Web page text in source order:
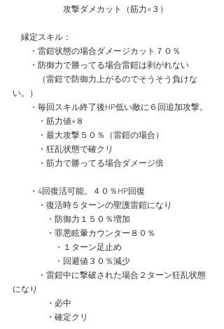
攻撃ダメカット（筋力×３）
縁定スキル：
・雷鎧状態の場合ダメージカット７０％
・防御力で勝ってる場合雷鎧は剥がれない
（雷鎧で防御力上がるのでそうそう負けな
い。）
・毎回スキル終了後HP低い敵に６回追加攻撃。
・筋力値×８
・最大攻撃５０％（雷鎧の場合）
・狂乱状態で確クリ
・筋力で勝ってる場合ダメージ倍
・4回復活可能。４０％HP回復
・復活時５ターンの聖護雷鎧になり
・防御力１５０％増加
・罪悪眩暈カウンター８０％
・１ターン足止め
・回避値３０％減少
・雷鎧中に撃破された場合２ターン狂乱状態
になり
・必中
・確定クリ